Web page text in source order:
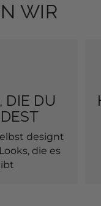
WIR
DIE DU
designt
die es